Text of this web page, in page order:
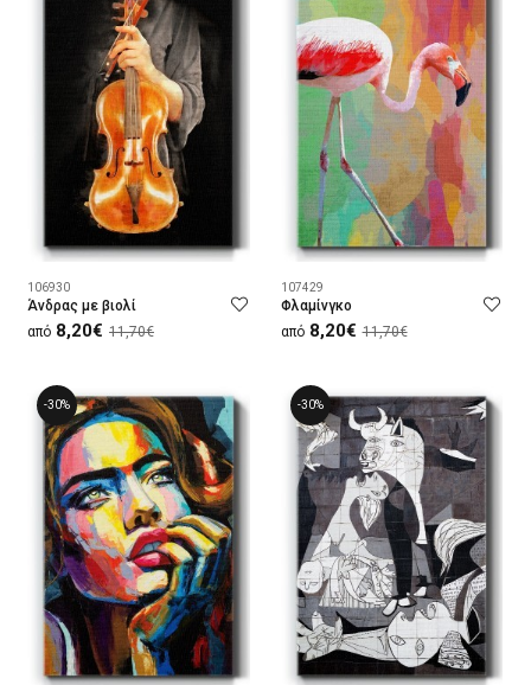
106930
Άνδρας με βιολί
από 8,20€ 11,70€
107429
Φλαμίνγκο
από 8,20€ 11,70€
-30% -30%